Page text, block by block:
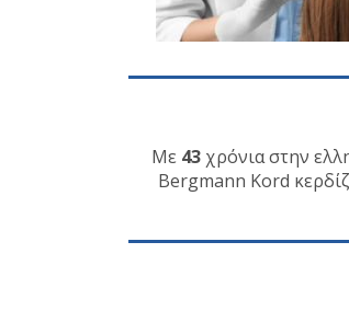
Με 43 χρόνια στην
Bergmann Kord